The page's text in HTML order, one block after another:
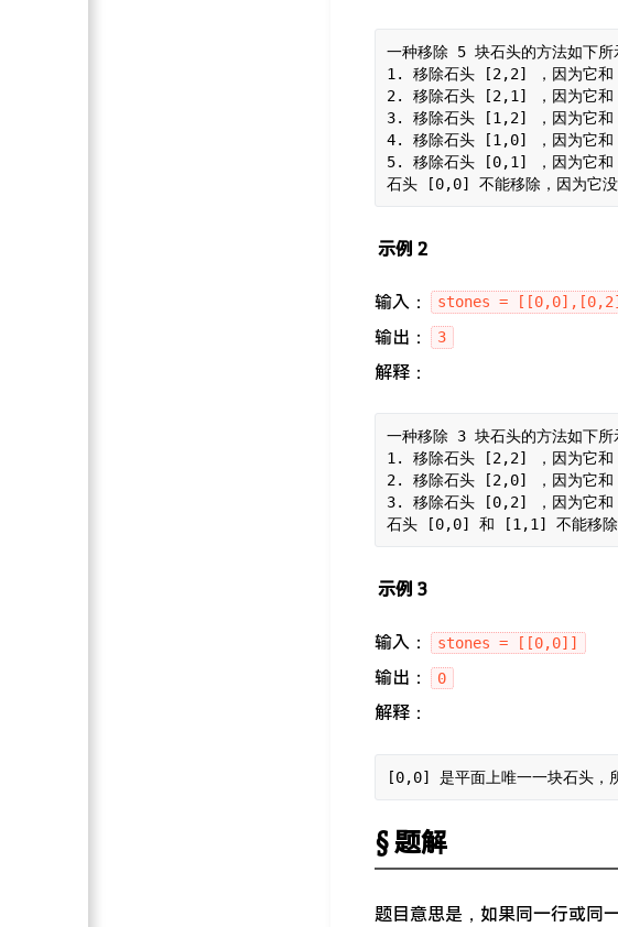
一种移除 5 块石头的方法如下所
1. 移除石头 [2,2] ，因为它
2. 移除石头 [2,1] ，因为它
3. 移除石头 [1,2] ，因为它
4. 移除石头 [1,0] ，因为它
5. 移除石头 [0,1] ，因为它
示例 2
输入： stones =
输出： 3
解释：
一种移除 3 块石头的方法如下所
1. 移除石头 [2,2] ，因为它
2. 移除石头 [2,0] ，因为它
3. 移除石头 [0,2] ，因为它
示例 3
输入： stones = [[0,0]]
输出： 0
解释：
题解
题目意思是，如果同一行或同